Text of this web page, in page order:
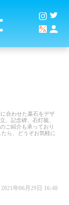
合わせた墓石をデザ
、記念碑、石灯籠、
ご紹介も承っており
ら、どうぞお気軽に
2021年06月29日 16:48